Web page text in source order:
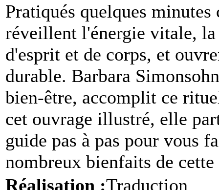
Pratiqués quelques minutes
réveillent l'énergie vitale,
d'esprit et de corps, et
durable. Barbara
bien-être, accomplit ce
cet ouvrage illustré, elle
guide pas à pas pour vous
nombreux bienfaits de cette
Réalisation :Traduction